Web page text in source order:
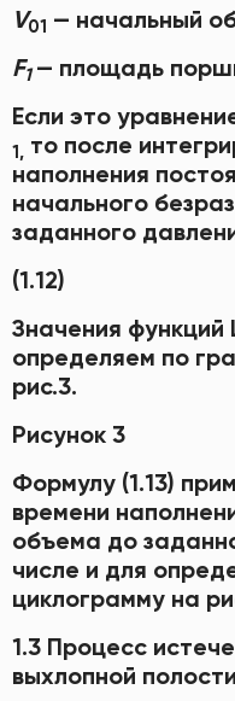
V01 — начальный
F1— площадь
Если это
1, то после
наполнения
начального
заданного
(1.12)
Значения
определяем по
рис.3.
Рисунок 3
Формулу (1.13)
времени
объема до
числе и для
циклограмму на
1.3 Процесс
выхлопной